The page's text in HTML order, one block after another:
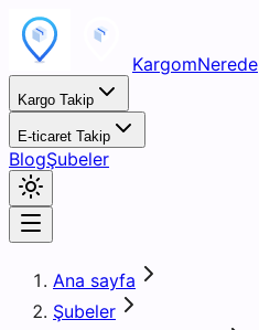
KargomNerede
Kargo Takip
E-ticaret Takip
BlogŞubeler
Ana sayfa
Şubeler